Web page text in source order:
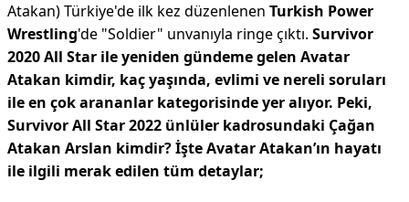
Atakan) Türkiye'de ilk kez düzenlenen Turkish Power
Wrestling'de "Soldier" unvanıyla ringe çıktı. Survivor
2020 All Star ile yeniden gündeme gelen Avatar
Atakan kimdir, kaç yaşında, evlimi ve nereli soruları
ile en çok arananlar kategorisinde yer alıyor. Peki,
Survivor All Star 2022 ünlüler kadrosundaki Çağan
Atakan Arslan kimdir? İşte Avatar Atakan’ın hayatı
ile ilgili merak edilen tüm detaylar;